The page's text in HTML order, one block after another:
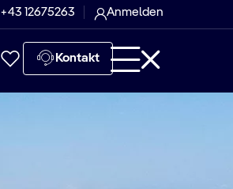
+43 12675263 Anmelden
Kontakt